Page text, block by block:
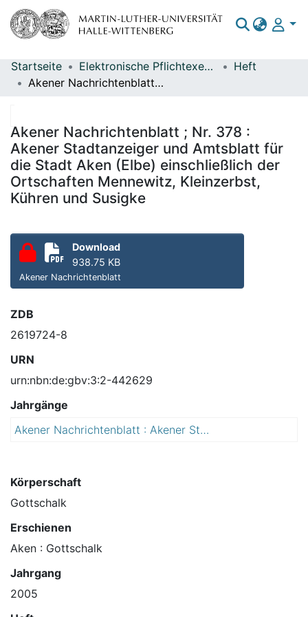
Bereiche & Sammlungen
Statistiken
Startseite Elektronische Pflichtexemplare
Heft
Akener Nachrichtenblatt ; Nr. 378 : Akener Stadtanzeiger und Amtsblatt für die Stadt Aken (Elbe) einschließlich der Ortschaften Mennewitz, Kleinzerbst, Kühren und Susigke
Akener Nachrichtenblatt ; Nr. 378 :
Akener Stadtanzeiger und Amtsblatt für
die Stadt Aken (Elbe) einschließlich der
Ortschaften Mennewitz, Kleinzerbst,
Kühren und Susigke
Download
938.75 KB
Akener Nachrichtenblatt
ZDB
2619724-8
URN
urn:nbn:de:gbv:3:2-442629
Jahrgänge
Akener Nachrichtenblatt : Akener Stadtanzeiger und Amtsblatt für die Stadt Aken (Elbe) einschließlich der Ortschaften Mennewitz, Kleinzerbst, Kühren und Susigke
Körperschaft
Gottschalk
Erschienen
Aken : Gottschalk
Jahrgang
2005